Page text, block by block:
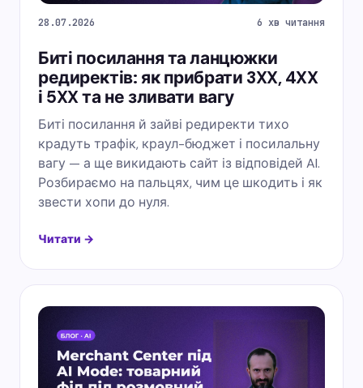
28.07.2026 6 хв читання
Биті посилання та ланцюжки
редиректів: як прибрати 3XX, 4XX
і 5XX та не зливати вагу
Биті посилання й зайві редиректи тихо
крадуть трафік, краул-бюджет і посилальну
вагу — а ще викидають сайт із відповідей AI.
Розбираємо на пальцях, чим це шкодить і як
звести хопи до нуля.
Читати →